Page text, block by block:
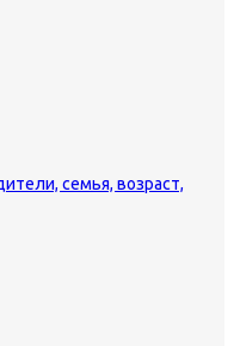
семья, возраст,